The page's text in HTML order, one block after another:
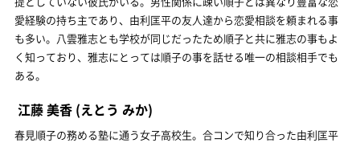
愛経験の持ち主であり、由利匡平の友人達から恋愛相談を頼まれる事
も多い。八雲雅志とも学校が同じだったため順子と共に雅志の事もよ
く知っており、雅志にとっては順子の事を話せる唯一の相談相手でも
ある。
江藤 美香 (えとう みか)
春見順子の務める塾に通う女子高校生。合コンで知り合った由利匡平